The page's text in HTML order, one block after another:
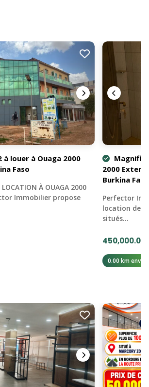
à louer à Ouaga 2000
Faso
À OUAGA 2000
Immobilier propose
2000
Burkina Faso
Perfector
location
situés…
450,000.00
0.00 km